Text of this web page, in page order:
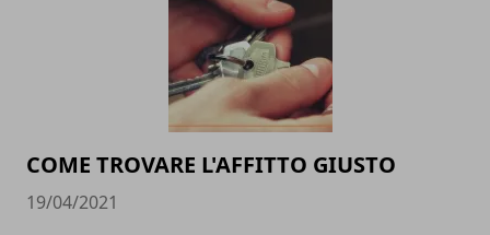
COME TROVARE L'AFFITTO GIUSTO
19/04/2021